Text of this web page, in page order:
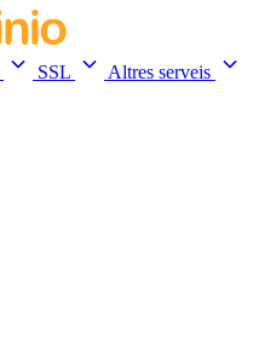
SSL
Altres serveis